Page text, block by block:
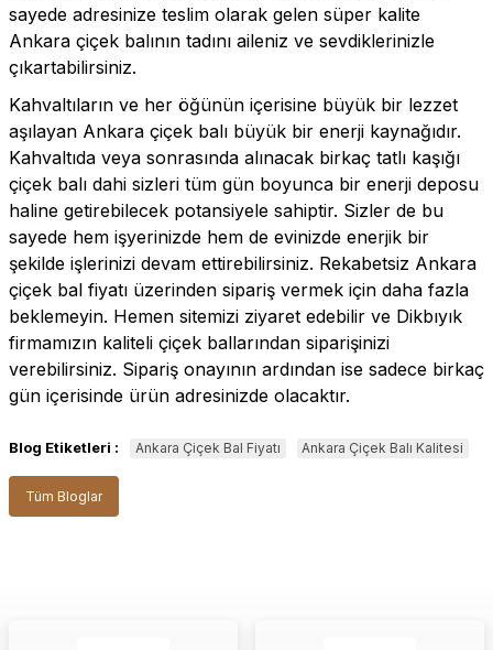
sayede adresinize teslim olarak gelen süper kalite
Ankara çiçek balının tadını aileniz ve sevdiklerinizle
çıkartabilirsiniz.
Kahvaltıların ve her öğünün içerisine büyük bir lezzet
aşılayan Ankara çiçek balı büyük bir enerji kaynağıdır.
Kahvaltıda veya sonrasında alınacak birkaç tatlı kaşığı
çiçek balı dahi sizleri tüm gün boyunca bir enerji deposu
haline getirebilecek potansiyele sahiptir. Sizler de bu
sayede hem işyerinizde hem de evinizde enerjik bir
şekilde işlerinizi devam ettirebilirsiniz. Rekabetsiz Ankara
çiçek bal fiyatı üzerinden sipariş vermek için daha fazla
beklemeyin. Hemen sitemizi ziyaret edebilir ve Dikbıyık
firmamızın kaliteli çiçek ballarından siparişinizi
verebilirsiniz. Sipariş onayının ardından ise sadece birkaç
gün içerisinde ürün adresinizde olacaktır.
Blog Etiketleri : Ankara Çiçek Bal Fiyatı Ankara Çiçek Balı Kalitesi
Tüm Bloglar